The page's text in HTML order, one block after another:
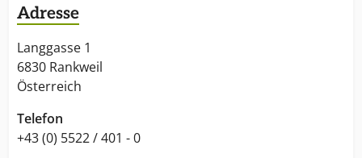
Adresse
Langgasse 1
6830 Rankweil
Österreich
Telefon
+43 (0) 5522 / 401 - 0